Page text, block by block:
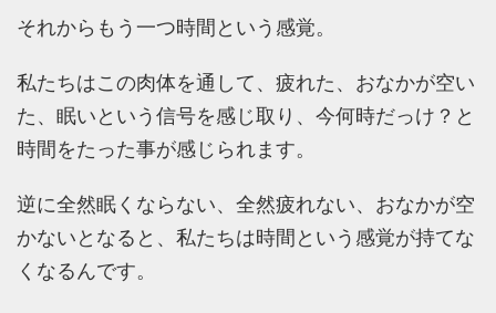
それからもう一つ時間という感覚。
私たちはこの肉体を通して、疲れた、おなかが空い
た、眠いという信号を感じ取り、今何時だっけ？と
時間をたった事が感じられます。
逆に全然眠くならない、全然疲れない、おなかが空
かないとなると、私たちは時間という感覚が持てな
くなるんです。